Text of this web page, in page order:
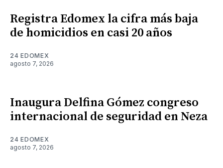
Registra Edomex la cifra más baja
de homicidios en casi 20 años
24 EDOMEX
agosto 7, 2026
Inaugura Delfina Gómez congreso
internacional de seguridad en Neza
24 EDOMEX
agosto 7, 2026